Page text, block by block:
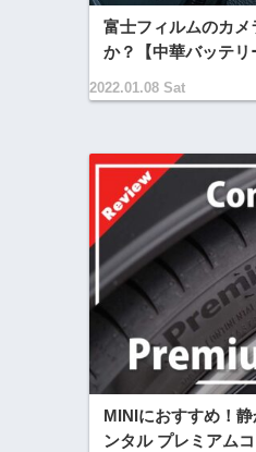
2022.01.08 Sat
富士フィルムのカ
か？【中華バッテリ
MINIにおすすめ！
ンタル プレミアム